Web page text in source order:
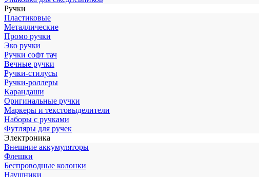
Ручки
Пластиковые
Металлические
Промо ручки
Эко ручки
Ручки софт тач
Вечные ручки
Ручки-стилусы
Ручки-роллеры
Карандаши
Оригинальные ручки
Маркеры и текстовыделители
Наборы с ручками
Футляры для ручек
Электроника
Внешние аккумуляторы
Флешки
Беспроводные колонки
Наушники